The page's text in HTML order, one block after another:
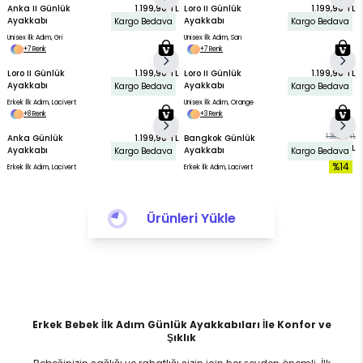
Kargo Bedava
Anka II Günlük
Ayakkabı
Unisex İlk Adım, Gri
1.199,90 TL
Kargo Bedava
Loro II Günlük
Ayakkabı
Unisex İlk Adım, Sarı
1.199,90 TL
Kargo Bedava
+7 Renk
Loro II Günlük
Ayakkabı
Erkek İlk Adım, Lacivert
1.199,90 TL
Kargo Bedava
+7 Renk
Loro II Günlük
Ayakkabı
Unisex İlk Adım, Orange
1.199,90 TL
Kargo Bedava
+8 Renk
Anka Günlük
Ayakkabı
Erkek İlk Adım, Lacivert
1.199,90 TL
Kargo Bedava
%14
+3 Renk
Bangkok Günlük
Ayakkabı
Erkek İlk Adım, Lacivert
1.399,90 TL
1.199,90 TL
Ürünleri Yükle
Erkek Bebek İlk Adım Günlük Ayakkabıları İle Konfor ve
Şıklık